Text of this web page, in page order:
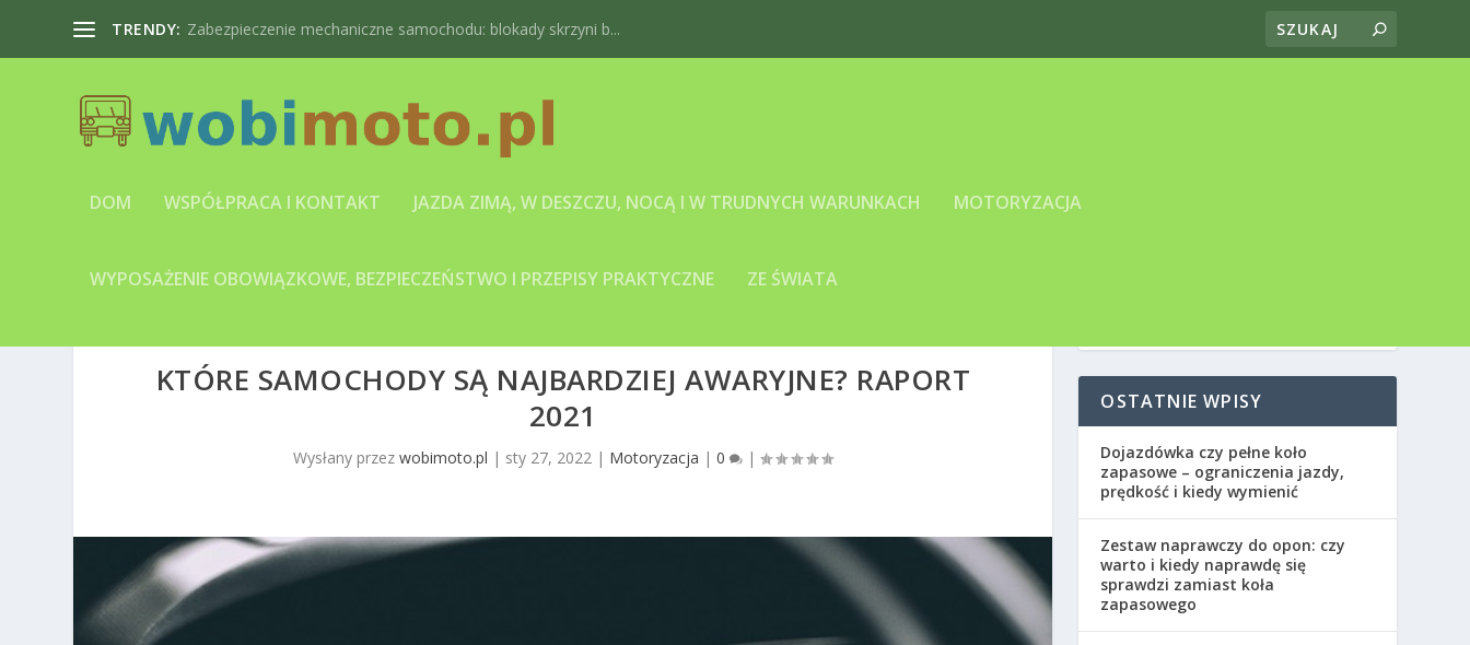
TRENDY: Zabezpieczenie mechaniczne samochodu: blokady skrzyni b...
DOM WSPÓŁPRACA I KONTAKT JAZDA ZIMĄ, W DESZCZU, NOCĄ I W TRUDNYCH WARUNKACH MOTORYZACJA
WYPOSAŻENIE OBOWIĄZKOWE, BEZPIECZEŃSTWO I PRZEPISY PRAKTYCZNE ZE ŚWIATA
KTÓRE SAMOCHODY SĄ NAJBARDZIEJ AWARYJNE? RAPORT
2021
Wysłany przezwobimoto.pl | sty 27, 2022 | Motoryzacja |0 |
OSTATNIE WPISY
Dojazdówka czy pełne koło
zapasowe – ograniczenia jazdy,
prędkość i kiedy wymienić
Zestaw naprawczy do opon: czy
warto i kiedy naprawdę się
sprawdzi zamiast koła
zapasowego